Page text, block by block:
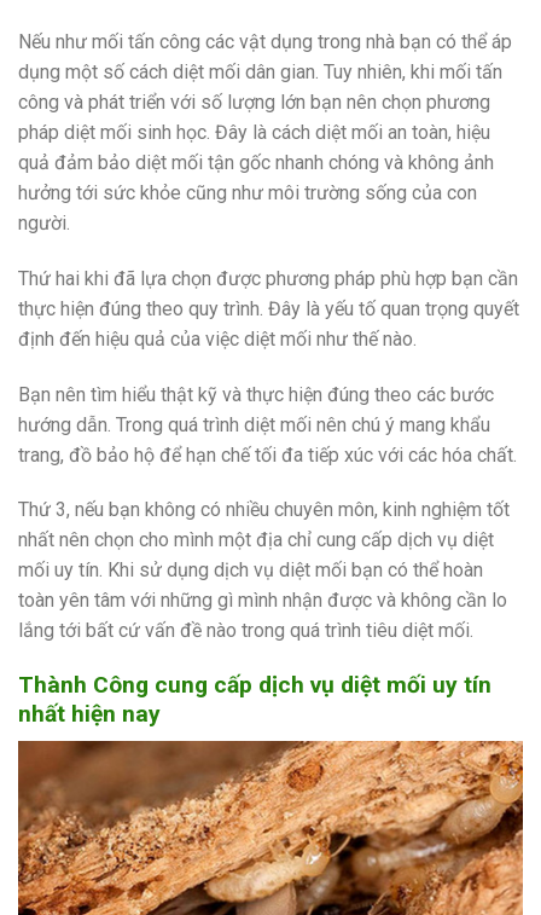
Nếu như mối tấn công các vật dụng trong nhà bạn có thể áp
dụng một số cách diệt mối dân gian. Tuy nhiên, khi mối tấn
công và phát triển với số lượng lớn bạn nên chọn phương
pháp diệt mối sinh học. Đây là cách diệt mối an toàn, hiệu
quả đảm bảo diệt mối tận gốc nhanh chóng và không ảnh
hưởng tới sức khỏe cũng như môi trường sống của con
người.
Thứ hai khi đã lựa chọn được phương pháp phù hợp bạn cần
thực hiện đúng theo quy trình. Đây là yếu tố quan trọng quyết
định đến hiệu quả của việc diệt mối như thế nào.
Bạn nên tìm hiểu thật kỹ và thực hiện đúng theo các bước
hướng dẫn. Trong quá trình diệt mối nên chú ý mang khẩu
trang, đồ bảo hộ để hạn chế tối đa tiếp xúc với các hóa chất.
Thứ 3, nếu bạn không có nhiều chuyên môn, kinh nghiệm tốt
nhất nên chọn cho mình một địa chỉ cung cấp dịch vụ diệt
mối uy tín. Khi sử dụng dịch vụ diệt mối bạn có thể hoàn
toàn yên tâm với những gì mình nhận được và không cần lo
lắng tới bất cứ vấn đề nào trong quá trình tiêu diệt mối.
Thành Công cung cấp dịch vụ diệt mối uy tín
nhất hiện nay